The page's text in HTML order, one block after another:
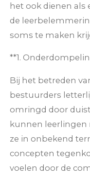
het ook dienen als
de
soms te maken
**1.
Bij het betreden
bestuurders
omringd door
kunnen leerlingen
ze in onbekend
concepten
voelen door de